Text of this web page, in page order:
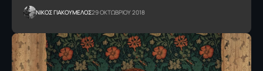
NΙΚΟΣ ΓΙΑΚΟΥΜΕΛΟΣ29 ΟΚΤΩΒΡΙΟΥ 2018